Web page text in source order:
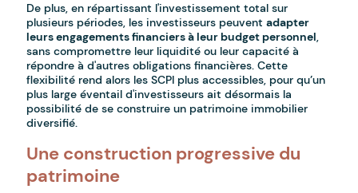
De plus, en répartissant l'investissement total sur
plusieurs périodes, les investisseurs peuventadapter
leurs engagements financiers à leur budget personnel,
sans compromettre leur liquidité ou leur capacité à
répondre à d'autres obligations financières. Cette
flexibilité rend alors les SCPI plus accessibles, pour qu’un
plus large éventail d'investisseurs ait désormais la
possibilité de se construire un patrimoine immobilier
diversifié.
Une construction progressive du
patrimoine